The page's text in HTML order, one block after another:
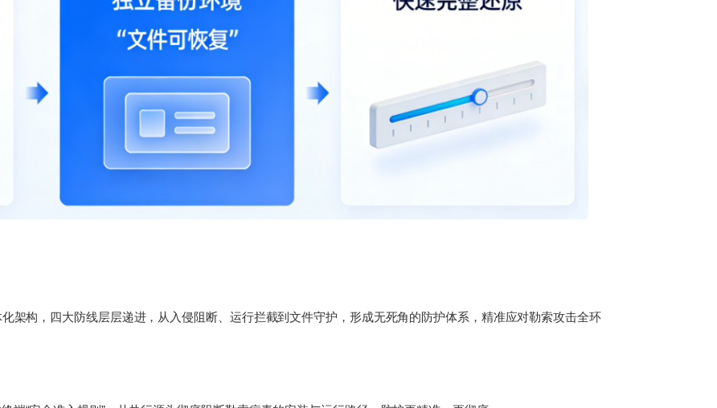
架构，四大防线层层递进，从入侵阻断、运行拦截到文件守护，形成无死角的防护体系，精准应对勒索攻击全环